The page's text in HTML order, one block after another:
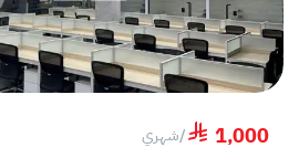
1,000
/شهري